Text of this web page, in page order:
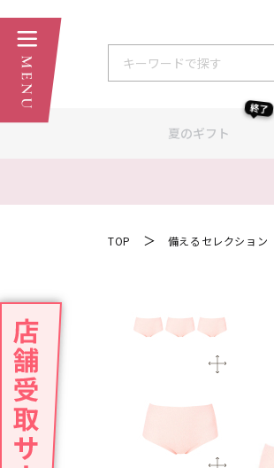
夏のギフト
終了
TOP ＞ 備えるセレクション